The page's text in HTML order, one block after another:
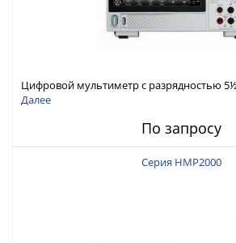
Цифровой мультиметр с разрядностью
интерфейсами USB-device, USB-host, LAN и
Далее
По запросу
Серия HMP2000